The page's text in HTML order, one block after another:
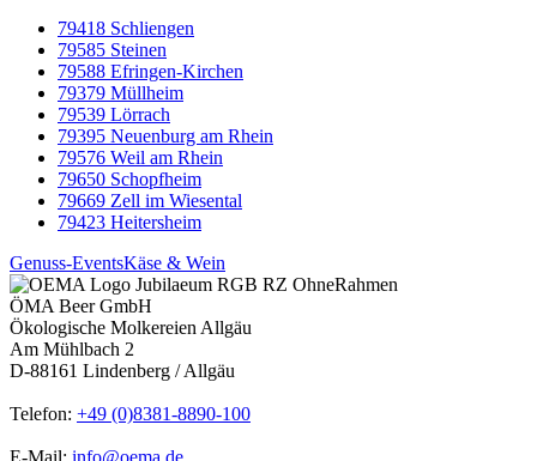
79418 Schliengen
79585 Steinen
79588 Efringen-Kirchen
79379 Müllheim
79539 Lörrach
79395 Neuenburg am Rhein
79576 Weil am Rhein
79650 Schopfheim
79669 Zell im Wiesental
79423 Heitersheim
Genuss-EventsKäse & Wein
ÖMA Beer GmbH
Ökologische Molkereien Allgäu
Am Mühlbach 2
D-88161 Lindenberg / Allgäu
Telefon: +49 (0)8381-8890-100